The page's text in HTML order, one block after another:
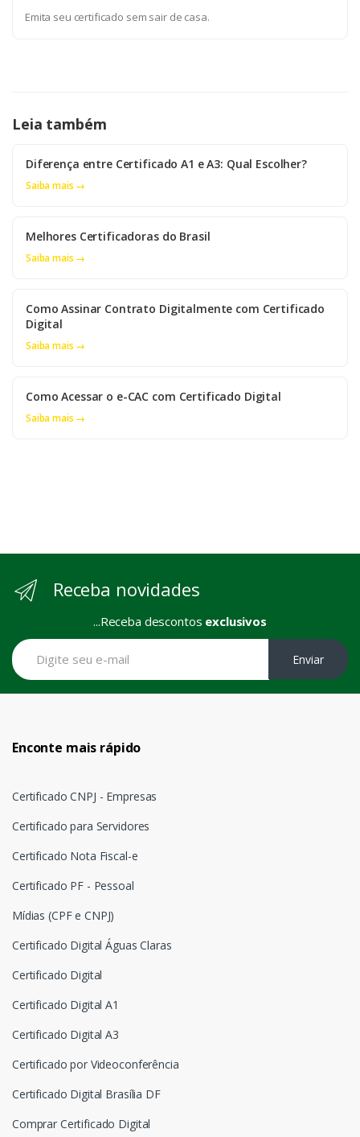
Emita seu certificado sem sair de casa.
Leia também
Diferença entre Certificado A1 e A3: Qual Escolher?
Saiba mais →
Melhores Certificadoras do Brasil
Saiba mais →
Como Assinar Contrato Digitalmente com Certificado
Digital
Saiba mais →
Como Acessar o e-CAC com Certificado Digital
Saiba mais →
Receba novidades
...Receba descontos exclusivos
Enviar
Enconte mais rápido
Certificado CNPJ - Empresas
Certificado para Servidores
Certificado Nota Fiscal-e
Certificado PF - Pessoal
Mídias (CPF e CNPJ)
Certificado Digital Águas Claras
Certificado Digital
Certificado Digital A1
Certificado Digital A3
Certificado por Videoconferência
Certificado Digital Brasília DF
Comprar Certificado Digital